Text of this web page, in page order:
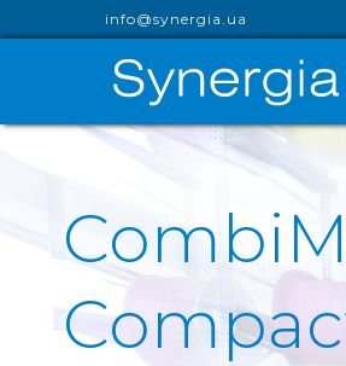
info@synergia.ua